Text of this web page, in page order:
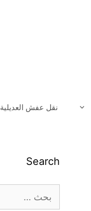
نقل عفش العديلية
Search